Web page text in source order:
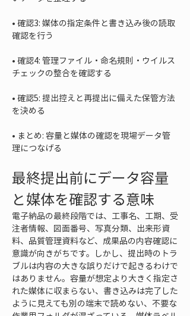
• 確認3: 媒体の指定条件と書き込み後の読取
• 確認4: 管理ファイル・命名規則・ウイルス
• 確認5: 提出控えと再提出に備えた保管方法
• まとめ: 容量と媒体の確認を現場データ管
理につなげる
最終提出前にデータ容量
と媒体を確認する意味
電子納品の最終段階では、工事名、工期、受
注者情報、図面番号、写真分類、出来形資
料、品質管理資料など、成果品の内容確認に
意識が向きがちです。しかし、提出時のトラ
ブルは内容の大きな誤りだけで起きるわけで
はありません。容量が想定より大きく指定さ
れた媒体に収まらない、書き込みは完了した
ように見えても別の端末で読めない、不要な